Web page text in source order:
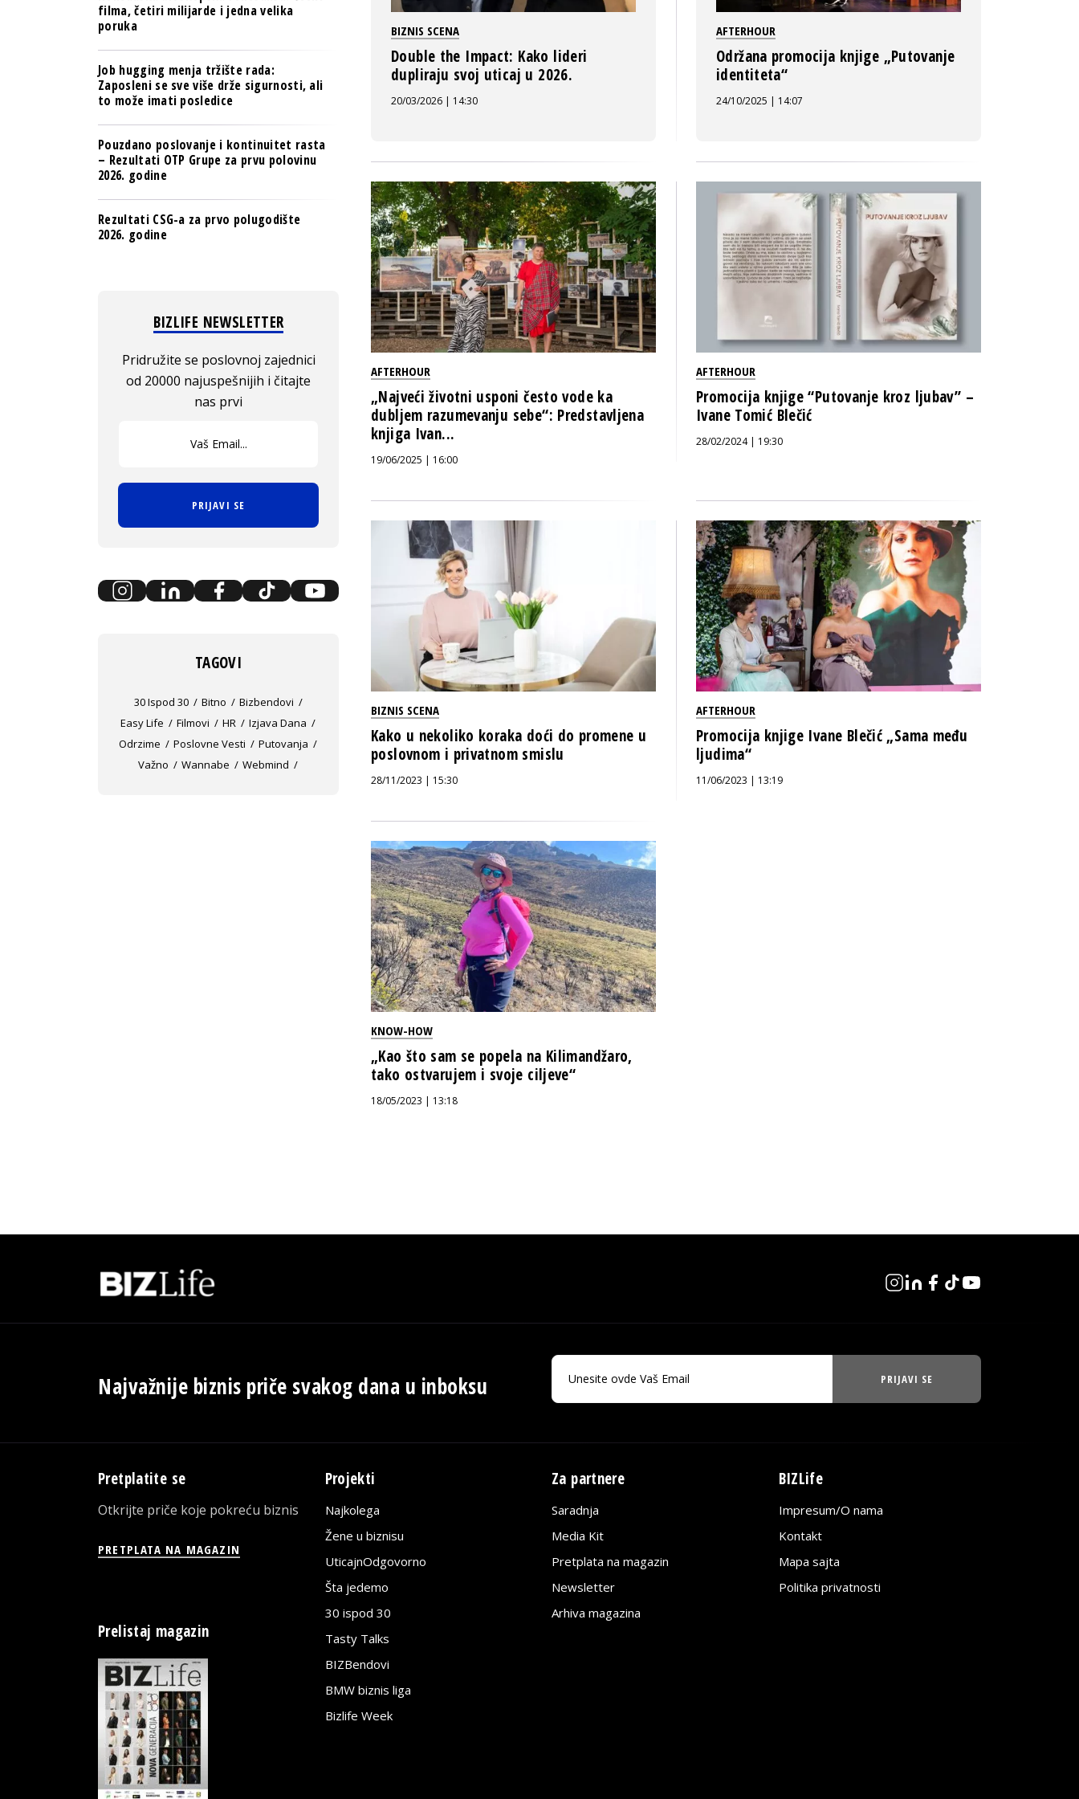
BIZNIS SCENA
Double the Impact: Kako lideri
dupliraju svoj uticaj u 2026.
20/03/2026 | 14:30
AFTERHOUR
Održana promocija knjige „Putovanje
identiteta“
24/10/2025 | 14:07
AFTERHOUR
„Najveći životni usponi često vode ka
dubljem razumevanju sebe“: Predstavljena
knjiga Ivan...
19/06/2025 | 16:00
AFTERHOUR
Promocija knjige “Putovanje kroz ljubav” –
Ivane Tomić Blečić
28/02/2024 | 19:30
BIZNIS SCENA
Kako u nekoliko koraka doći do promene u
poslovnom i privatnom smislu
28/11/2023 | 15:30
AFTERHOUR
Promocija knjige Ivane Blečić „Sama među
ljudima“
11/06/2023 | 13:19
KNOW-HOW
„Kao što sam se popela na Kilimandžaro,
tako ostvarujem i svoje ciljeve“
18/05/2023 | 13:18
filma, četiri milijarde i jedna velika
poruka
Job hugging menja tržište rada:
Zaposleni se sve više drže sigurnosti, ali
to može imati posledice
Pouzdano poslovanje i kontinuitet rasta
– Rezultati OTP Grupe za prvu polovinu
2026. godine
Rezultati CSG-a za prvo polugodište
2026. godine
BIZLIFE NEWSLETTER
Pridružite se poslovnoj zajednici
od 20000 najuspešnijih i čitajte
nas prvi
PRIJAVI SE
TAGOVI
30 Ispod 30 Bitno
Bizbendovi
Easy Life
Filmovi HR
Izjava Dana
Odrzime
Poslovne Vesti
Putovanja
Važno
Wannabe Webmind
Najvažnije biznis priče svakog dana u inboksu PRIJAVI SE
Pretplatite se
Otkrijte priče koje pokreću biznis
PRETPLATA NA MAGAZIN
Prelistaj magazin
Projekti
Najkolega
Žene u biznisu
UticajnOdgovorno
Šta jedemo
30 ispod 30
Tasty Talks
BIZBendovi
BMW biznis liga
Bizlife Week
Za partnere
Saradnja
Media Kit
Pretplata na magazin
Newsletter
Arhiva magazina
BIZLife
Impresum/O nama
Kontakt
Mapa sajta
Politika privatnosti